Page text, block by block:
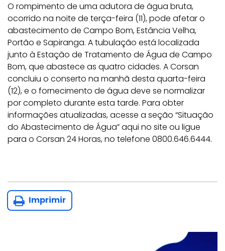
O rompimento de uma adutora de água bruta,
ocorrido na noite de terça-feira (11), pode afetar o
abastecimento de Campo Bom, Estância Velha,
Portão e Sapiranga. A tubulação está localizada
junto à Estação de Tratamento de Água de Campo
Bom, que abastece as quatro cidades. A Corsan
concluiu o conserto na manhã desta quarta-feira
(12), e o fornecimento de água deve se normalizar
por completo durante esta tarde. Para obter
informações atualizadas, acesse a seção “Situação
do Abastecimento de Água” aqui no site ou ligue
para o Corsan 24 Horas, no telefone 0800.646.6444.
Imprimir